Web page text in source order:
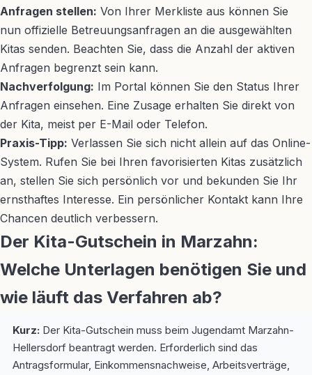
Anfragen stellen: Von Ihrer Merkliste aus können Sie
nun offizielle Betreuungsanfragen an die ausgewählten
Kitas senden. Beachten Sie, dass die Anzahl der aktiven
Anfragen begrenzt sein kann.
Nachverfolgung: Im Portal können Sie den Status Ihrer
Anfragen einsehen. Eine Zusage erhalten Sie direkt von
der Kita, meist per E-Mail oder Telefon.
Praxis-Tipp: Verlassen Sie sich nicht allein auf das Online-
System. Rufen Sie bei Ihren favorisierten Kitas zusätzlich
an, stellen Sie sich persönlich vor und bekunden Sie Ihr
ernsthaftes Interesse. Ein persönlicher Kontakt kann Ihre
Chancen deutlich verbessern.
Der Kita-Gutschein in Marzahn:
Welche Unterlagen benötigen Sie und
wie läuft das Verfahren ab?
Kurz: Der Kita-Gutschein muss beim Jugendamt Marzahn-
Hellersdorf beantragt werden. Erforderlich sind das
Antragsformular, Einkommensnachweise, Arbeitsverträge,